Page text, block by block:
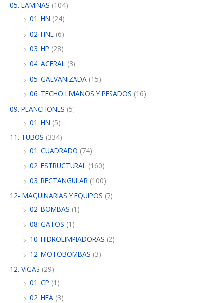
05. LAMINAS (104)
01. HN (24)
02. HNE (6)
03. HP (28)
04. ACERAL (3)
05. GALVANIZADA (15)
06. TECHO LIVIANOS Y PESADOS (16)
09. PLANCHONES (5)
01. HN (5)
11. TUBOS (334)
01. CUADRADO (74)
02. ESTRUCTURAL (160)
03. RECTANGULAR (100)
12- MAQUINARIAS Y EQUIPOS (7)
02. BOMBAS (1)
08. GATOS (1)
10. HIDROLIMPIADORAS (2)
12. MOTOBOMBAS (3)
12. VIGAS (29)
01. CP (1)
02. HEA (3)